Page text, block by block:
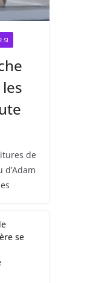
SI
de
se